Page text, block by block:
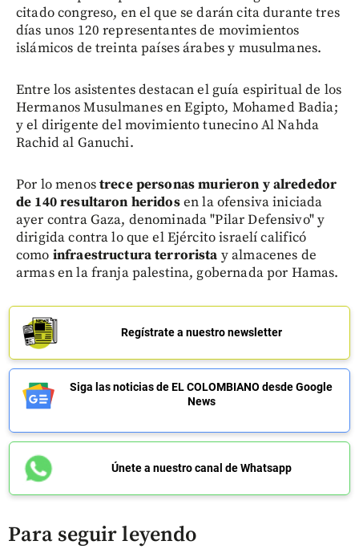
citado congreso, en el que se darán cita durante tres
días unos 120 representantes de movimientos
islámicos de treinta países árabes y musulmanes.
Entre los asistentes destacan el guía espiritual de los
Hermanos Musulmanes en Egipto, Mohamed Badia;
y el dirigente del movimiento tunecino Al Nahda
Rachid al Ganuchi.
Por lo menostrece personas murieron y alrededor
de 140 resultaron heridosen la ofensiva iniciada
ayer contra Gaza, denominada "Pilar Defensivo" y
dirigida contra lo que el Ejército israelí calificó
como infraestructura terrorista y almacenes de
armas en la franja palestina, gobernada por Hamas.
Regístrate a nuestro newsletter
Siga las noticias de EL COLOMBIANO desde Google
News
Únete a nuestro canal de Whatsapp
Para seguir leyendo